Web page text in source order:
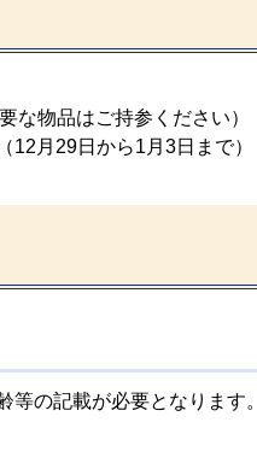
な物品はご持参ください）
月29日から1月3日まで）
の記載が必要となります。